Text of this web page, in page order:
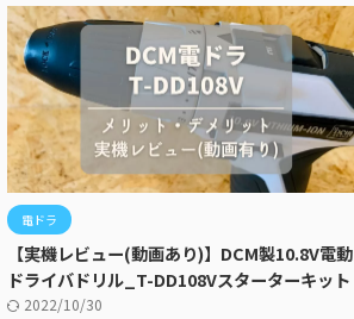
電ドラ
【実機レビュー(動画あり)】DCM製10.8V電動
ドライバドリル_T-DD108Vスターターキット
2022/10/30